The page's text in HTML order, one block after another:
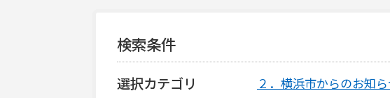
検索条件
選択カテゴリ
２．横浜市からのお知